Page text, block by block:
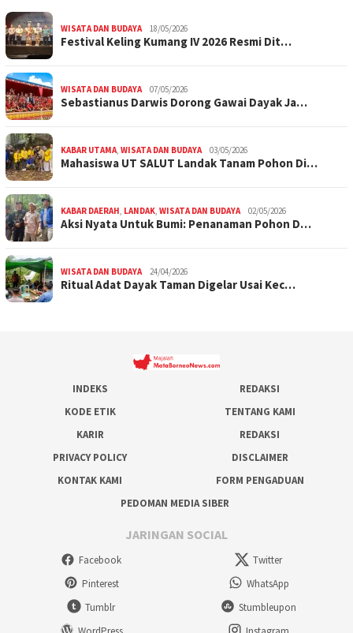
WISATA DAN BUDAYA 18/05/2026
Festival Keling Kumang IV 2026 Resmi Dit…
WISATA DAN BUDAYA 07/05/2026
Sebastianus Darwis Dorong Gawai Dayak Ja…
KABAR UTAMA, WISATA DAN BUDAYA 03/05/2026
Mahasiswa UT SALUT Landak Tanam Pohon Di…
KABAR DAERAH, LANDAK, WISATA DAN BUDAYA 02/05/2026
Aksi Nyata Untuk Bumi: Penanaman Pohon D…
WISATA DAN BUDAYA 24/04/2026
Ritual Adat Dayak Taman Digelar Usai Kec…
INDEKS
REDAKSI
KODE ETIK
TENTANG KAMI
KARIR
REDAKSI
PRIVACY POLICY
DISCLAIMER
KONTAK KAMI
FORM PENGADUAN
PEDOMAN MEDIA SIBER
JARINGAN SOCIAL
Facebook
Twitter
Pinterest
WhatsApp
Tumblr
Stumbleupon